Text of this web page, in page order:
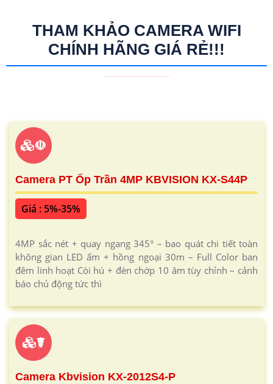
THAM KHẢO CAMERA WIFI
CHÍNH HÃNG GIÁ RẺ!!!
☫
Camera PT Ốp Trần 4MP KBVISION KX-S44P
Giá : 5%-35%
4MP sắc nét + quay ngang 345° – bao quát chi tiết toàn
không gian LED ấm + hồng ngoại 30m – Full Color ban
đêm linh hoạt Còi hú + đèn chớp 10 âm tùy chỉnh – cảnh
báo chủ động tức thì
☤
Camera Kbvision KX-2012S4-P